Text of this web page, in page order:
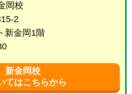
岡校
2
新金岡1階
新金岡校
てはこちらから